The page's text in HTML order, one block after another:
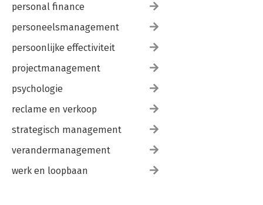
personal finance
personeelsmanagement
persoonlijke effectiviteit
projectmanagement
psychologie
reclame en verkoop
strategisch management
verandermanagement
werk en loopbaan